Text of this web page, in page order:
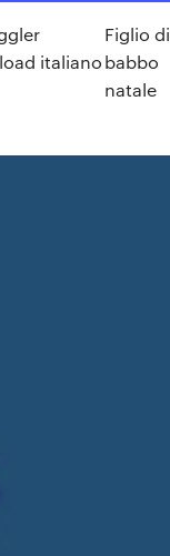
italiano
Figlio di
babbo
natale